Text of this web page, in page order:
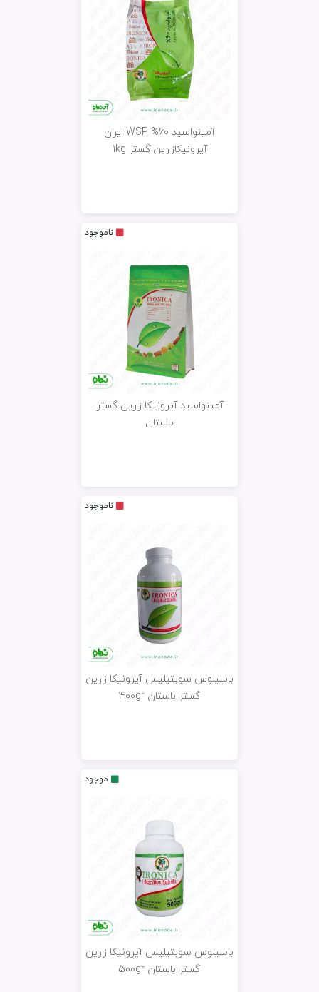
آمینواسید 60% WSP ایران
آیرونیکازرین گستر 1kg
ناموجود
آمینواسید آیرونیکا زرین گستر
باستان
ناموجود
باسیلوس سوبتیلیس آیرونیکا زرین
گستر باستان 400gr
موجود
باسیلوس سوبتیلیس آیرونیکا زرین
گستر باستان 500gr